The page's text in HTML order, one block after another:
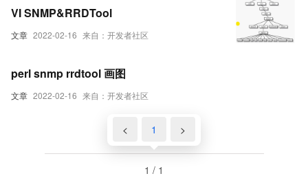
文章 2022-02-16 来自：开发者社区
VI SNMP&RRDTool
文章 2022-02-16 来自：开发者社区
perl snmp rrdtool 画图
< 1 >
1 / 1